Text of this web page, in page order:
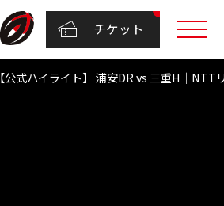
チケット
【公式ハイライト】 浦安DR vs 三重H｜